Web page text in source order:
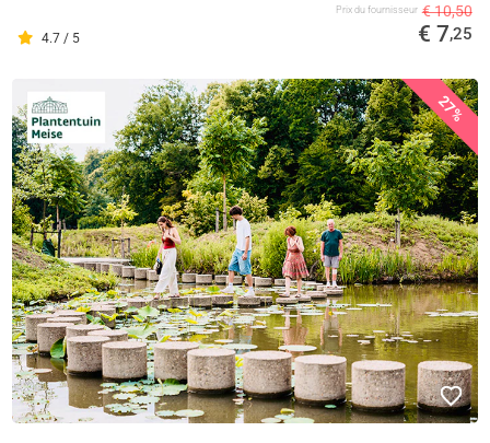
4.7 / 5
Prix ​​du fournisseur € 10,50
€ 7,25
27%